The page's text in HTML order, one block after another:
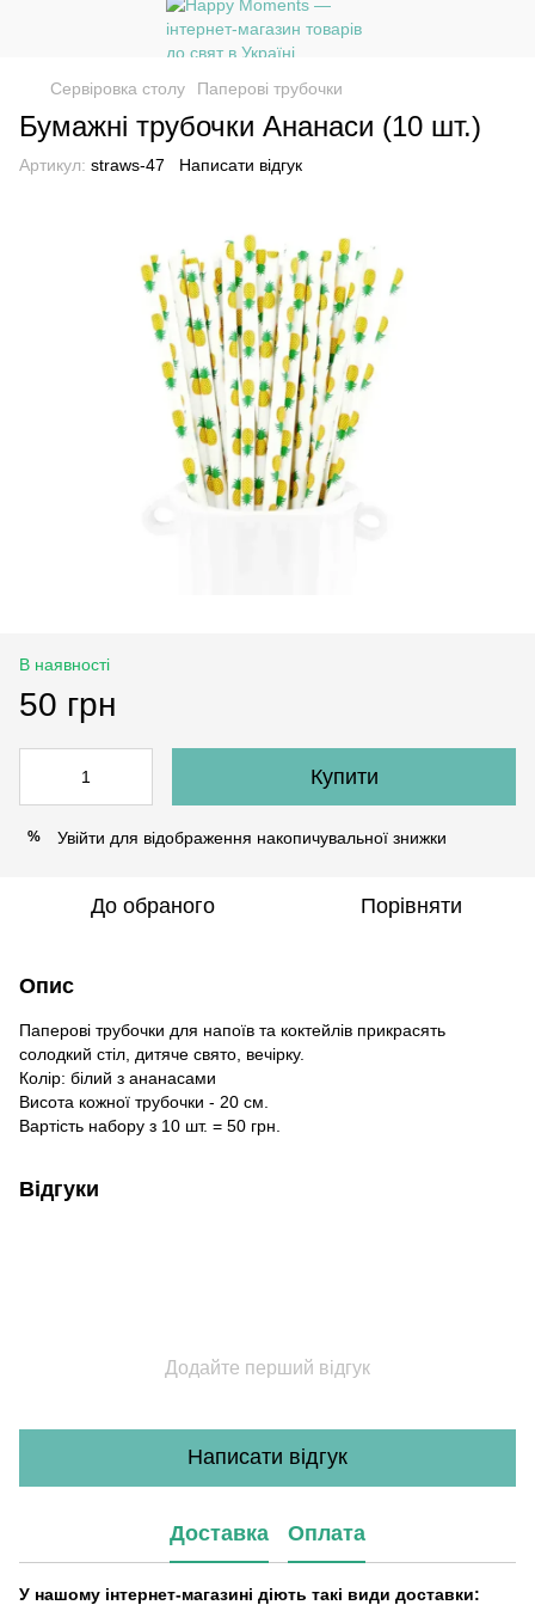
Сервіровка столу Паперові трубочки
Бумажні трубочки Ананаси (10 шт.)
Артикул: straws-47 Написати відгук
В наявності
50 грн
Купити
% Увійти для відображення накопичувальної знижки
До обраного Порівняти
Опис
Паперові трубочки для напоїв та коктейлів прикрасять
солодкий стіл, дитяче свято, вечірку.
Колір: білий з ананасами
Висота кожної трубочки - 20 см.
Вартість набору з 10 шт. = 50 грн.
Відгуки
Додайте перший відгук
Написати відгук
Доставка Оплата
У нашому інтернет-магазині діють такі види доставки: